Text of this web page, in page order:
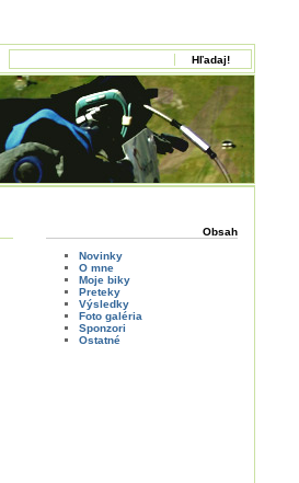
Obsah
Novinky
O mne
Moje biky
Preteky
Výsledky
Foto galéria
Sponzori
Ostatné